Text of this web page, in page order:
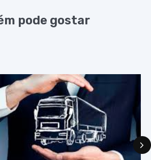
pode gostar